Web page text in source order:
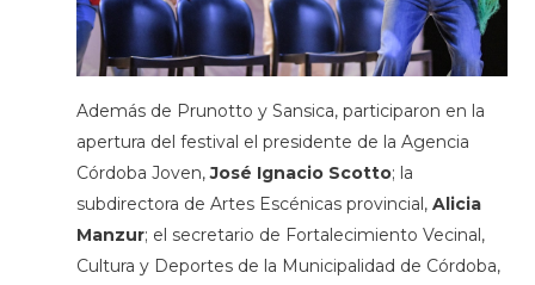
Además de Prunotto y Sansica, participaron en la
apertura del festival el presidente de la Agencia
Córdoba Joven,José Ignacio Scotto; la
subdirectora de Artes Escénicas provincial, Alicia
Manzur; el secretario de Fortalecimiento Vecinal,
Cultura y Deportes de la Municipalidad de Córdoba,